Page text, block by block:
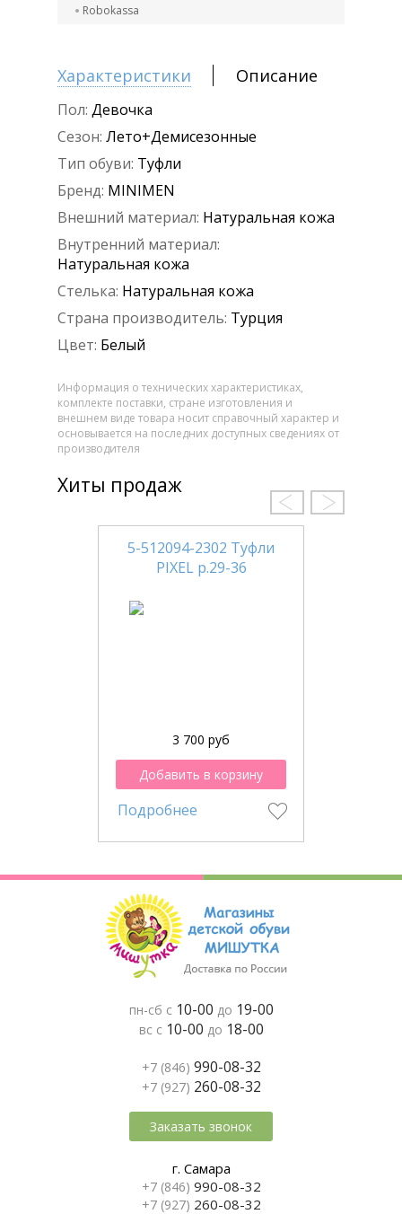
Robokassa
Характеристики Описание
Пол: Девочка
Сезон: Лето+Демисезонные
Тип обуви: Туфли
Бренд: MINIMEN
Внешний материал: Натуральная кожа
Внутренний материал:
Натуральная кожа
Стелька: Натуральная кожа
Страна производитель: Турция
Цвет: Белый
Информация о технических характеристиках,
комплекте поставки, стране изготовления и
внешнем виде товара носит справочный характер и
основывается на последних доступных сведениях от
производителя
Хиты продаж
5-512094-2302 Туфли
PIXEL р.29-36
3 700 руб
Добавить в корзину
Подробнее
пн-сб с 10-00 до 19-00
вс с 10-00 до 18-00
+7 (846) 990-08-32
+7 (927) 260-08-32
Заказать звонок
г. Самара
+7 (846) 990-08-32
+7 (927) 260-08-32